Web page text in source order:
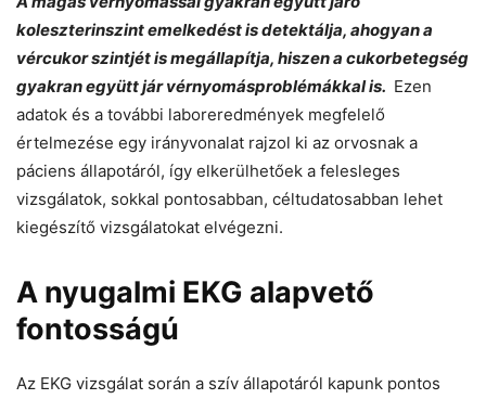
koleszterinszint emelkedést is detektálja, ahogyan a
vércukor szintjét is megállapítja, hiszen a cukorbetegség
gyakran együtt jár vérnyomásproblémákkal is. Ezen
adatok és a további laboreredmények megfelelő
értelmezése egy irányvonalat rajzol ki az orvosnak a
páciens állapotáról, így elkerülhetőek a felesleges
vizsgálatok, sokkal pontosabban, céltudatosabban lehet
kiegészítő vizsgálatokat elvégezni.
A nyugalmi EKG alapvető
fontosságú
Az EKG vizsgálat során a szív állapotáról kapunk pontos